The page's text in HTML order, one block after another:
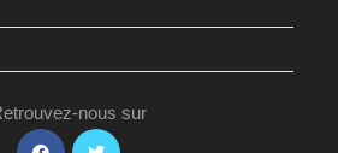
nous sur
S’ouvreS’ouvre